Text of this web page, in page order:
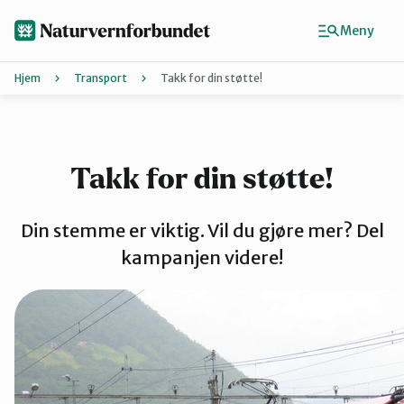
Finn ditt lokallag
Buskerud
Finnmark
Hordaland
Hjem Transport Takk for din støtte!
Takk for din støtte!
Din stemme er viktig. Vil du gjøre mer? Del
kampanjen videre!